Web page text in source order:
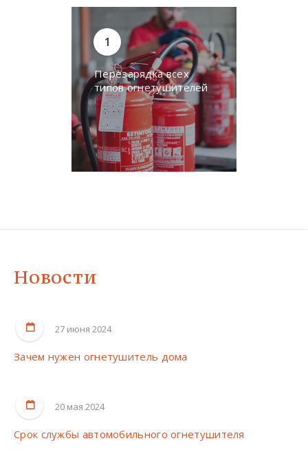
Перезарядка всех
типов огнетушителей
Новости
27 июня 2024
Зачем нужен огнетушитель дома
20 мая 2024
Срок службы автомобильного огнетушителя